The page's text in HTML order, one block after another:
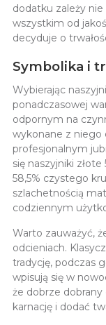
dodatku zależy
wszystkim od
decyduje o
Symbolika i
Wybierając
ponadczasowej
odpornym na
wykonane z niego
profesjonalnym
się naszyjniki
58,5% czystego
szlachetnością
codziennym
Warto zauważyć,
odcieniach.
tradycję, podczas
wpisują się w
że dobrze
karnację i dodać